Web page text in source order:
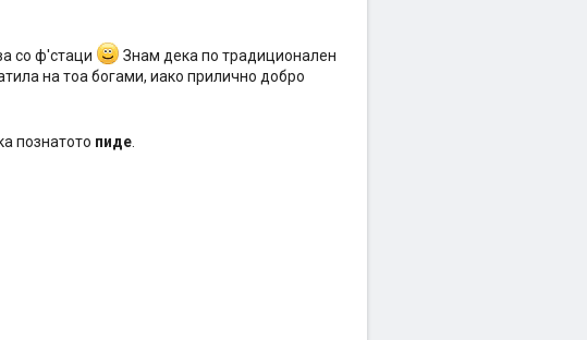
со ф'стаци
Знам дека по традиционален
на тоа богами, иако прилично добро
познатото пиде